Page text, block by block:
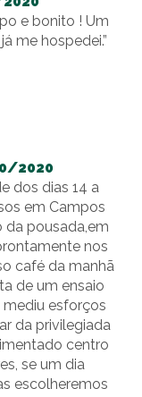
e bonito ! Um
me hospedei.”
2020
dos dias 14 a
em Campos
pousada,em
nos
café da manhã
de um ensaio
esforços
da privilegiada
centro
se um dia
escolheremos